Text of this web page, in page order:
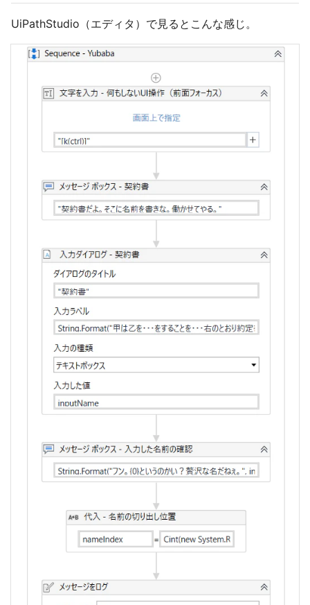
UiPathStudio（エディタ）で見るとこんな感じ。